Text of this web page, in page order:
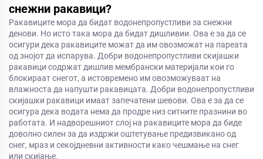
снежни ракавици?
Ракавиците мора да бидат водонепропустливи за снежни
денови. Но исто така мора да бидат дишливии. Ова е за да се
осигури дека ракавиците можат да им овозможат на пареата
од знојот да испарува. Добри водонепропустливи скијашки
ракавици содржат дишлив мембрански материјали кои го
блокираат снегот, а истовремено им овозможуваат на
влажноста да напушти ракавицата. Добри водонепропустливи
скијашки ракавици имаат запечатени шевови. Ова е за да се
осигура дека водата нема да продре низ ситните празнини во
работата. И надворешниот слој на ракавиците мора да биде
доволно силен за да издржи оштетување предизвикано од
снег, мраз и секојдневни активности како чешмање на снег
или скијање.